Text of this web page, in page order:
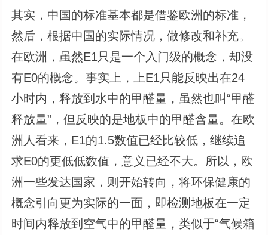
其实，中国的标准基本都是借鉴欧洲的标准，
然后，根据中国的实际情况，做修改和补充。
在欧洲，虽然E1只是一个入门级的概念，却没
有E0的概念。事实上，上E1只能反映出在24
小时内，释放到水中的甲醛量，虽然也叫“甲醛
释放量”，但反映的是地板中的甲醛含量。在欧
洲人看来，E1的1.5数值已经比较低，继续追
求E0的更低低数值，意义已经不大。所以，欧
洲一些发达国家，则开始转向，将环保健康的
概念引向更为实际的一面，即检测地板在一定
时间内释放到空气中的甲醛量，类似于“气候箱